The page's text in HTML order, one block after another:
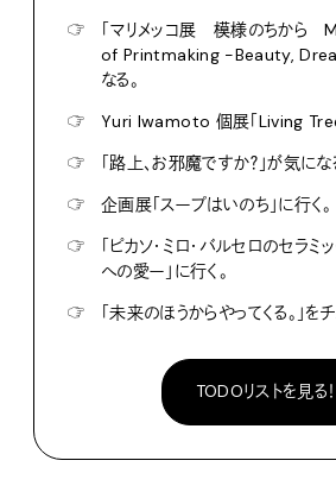
☞
「マリメッコ展 模様のちから
of Printmaking -Beauty,
なる。
☞
Yuri Iwamoto 個展「Living Tree
☞
「路上、お邪魔ですか？」が気にな
☞
企画展「スープはいのち」に行く。
☞
「ピカソ・ミロ・バルセロのセラミ
への愛ー」に行く。
☞
「未来のほうからやってくる。」をチ
TODOリストを見る！